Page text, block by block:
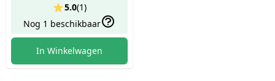
Nog 1 beschikbaar
5.0(1)
In Winkelwagen